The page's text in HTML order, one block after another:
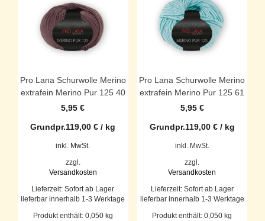
Pro Lana Schurwolle Merino
extrafein Merino Pur 125 40
5,95€
Grundpr.119,00€ / kg
inkl. MwSt.
zzgl.
Versandkosten
Lieferzeit:Sofort ab Lager
lieferbar innerhalb 1-3 Werktage
Produkt enthält: 0,050 kg
Pro Lana Schurwolle Merino
extrafein Merino Pur 125 61
5,95 €
Grundpr.119,00 €/ kg
inkl. MwSt.
zzgl.
Versandkosten
Lieferzeit: Sofort ab Lager
lieferbar innerhalb 1-3 Werktage
Produkt enthält: 0,050 kg